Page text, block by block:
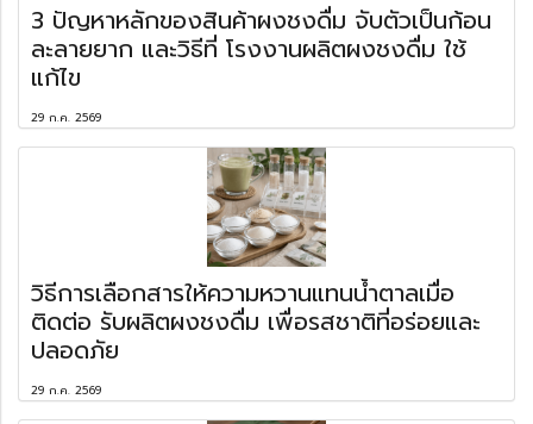
3 ปัญหาหลักของสินค้าผงชงดื่ม จับตัวเป็นก้อน
ละลายยาก และวิธีที่ โรงงานผลิตผงชงดื่ม ใช้
แก้ไข
29 ก.ค. 2569
วิธีการเลือกสารให้ความหวานแทนน้ำตาลเมื่อ
ติดต่อ รับผลิตผงชงดื่ม เพื่อรสชาติที่อร่อยและ
ปลอดภัย
29 ก.ค. 2569